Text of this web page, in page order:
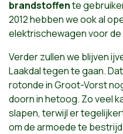
brandstoffente
2012 hebben we ook al
elektrischewagen voor
Verder zullen we blijven
Laakdal tegen te gaan.
rotonde in Groot-Vorst
doorn in hetoog. Zo veel
slapen, terwijl er
om de armoede te